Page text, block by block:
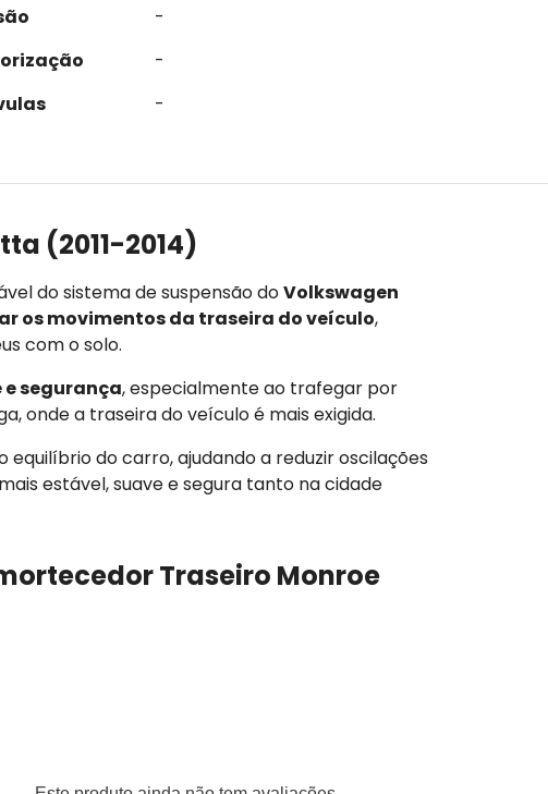
-
-
-
(2011-2014)
do sistema de suspensão doVolkswagen
os movimentos da traseira do veículo,
com o solo.
segurança, especialmente ao trafegar por
onde a traseira do veículo é mais exigida.
do carro, ajudando a reduzir oscilações
estável, suave e segura tanto na cidade
Traseiro Monroe